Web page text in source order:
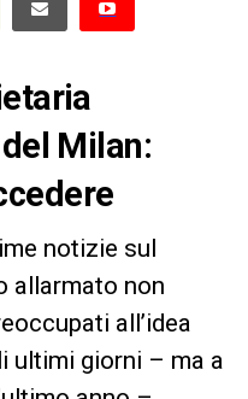
Milan:
notizie sul
allarmato non
all’idea
ultimi giorni – ma a